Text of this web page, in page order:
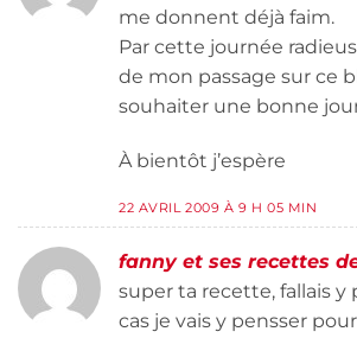
me donnent déjà faim.
Par cette journée
de mon passage sur ce
souhaiter une bonne
À bientôt j’espère
22 AVRIL 2009 À 9 H 05 MIN
fanny et ses recettes
super ta recette, fallais y
cas je vais y pensser